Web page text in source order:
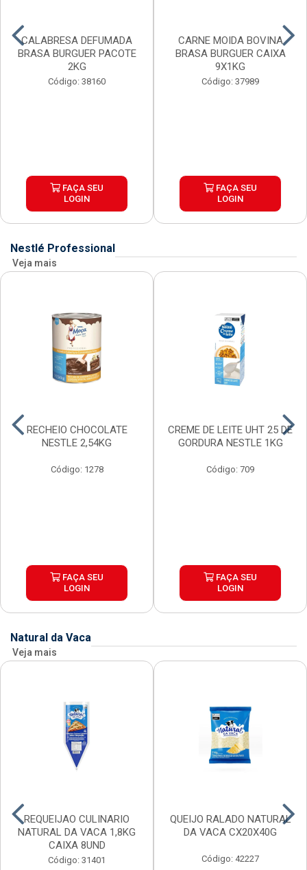
CALABRESA DEFUMADA
BRASA BURGUER PACOTE
2KG
Código: 38160
FAÇA SEU
LOGIN
CARNE MOIDA BOVINA
BRASA BURGUER CAIXA
9X1KG
Código: 37989
FAÇA SEU
LOGIN
Nestlé Professional
Veja mais
RECHEIO CHOCOLATE
NESTLE 2,54KG
Código: 1278
FAÇA SEU
LOGIN
CREME DE LEITE UHT 25 DE
GORDURA NESTLE 1KG
Código: 709
FAÇA SEU
LOGIN
Natural da Vaca
Veja mais
REQUEIJAO CULINARIO
NATURAL DA VACA 1,8KG
CAIXA 8UND
Código: 31401
QUEIJO RALADO NATURAL
DA VACA CX20X40G
Código: 42227